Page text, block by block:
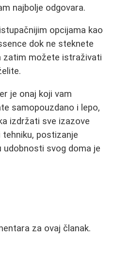
najbolje odgovara.
opcijama kao
dok ne steknete
zatim možete istraživati
je onaj koji vam
samopouzdano i lepo,
izdržati sve izazove
tehniku, postizanje
svog doma je
za ovaj članak.